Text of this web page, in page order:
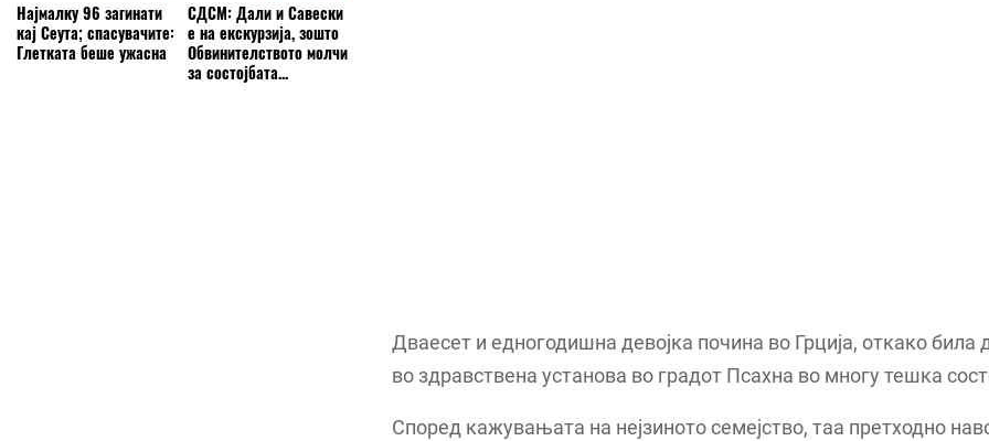
Дваесет и едногодишна девојка почина во Грција, откако била
во здравствена установа во градот Псахна во многу тешка
Според кажувањата на нејзиното семејство, таа претходно
Најмалку 96 загинати
кај Сеута; спасувачите:
Глетката беше ужасна
СДСМ: Дали и Савески
е на екскурзија, зошто
Обвинителството молчи
за состојбата...